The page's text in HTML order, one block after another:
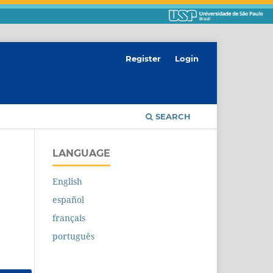
SEARCH
Register Login
LANGUAGE
English
español
français
português